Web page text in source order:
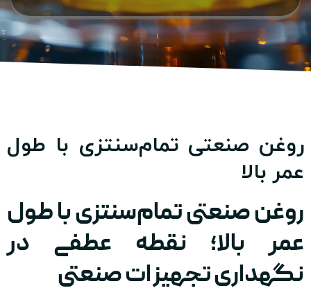
صنعتی تمام‌سنتزی با طول
صنعتی تمام‌سنتزی با طول
بالا؛ نقطه عطفی در
تجهیزات صنعتی